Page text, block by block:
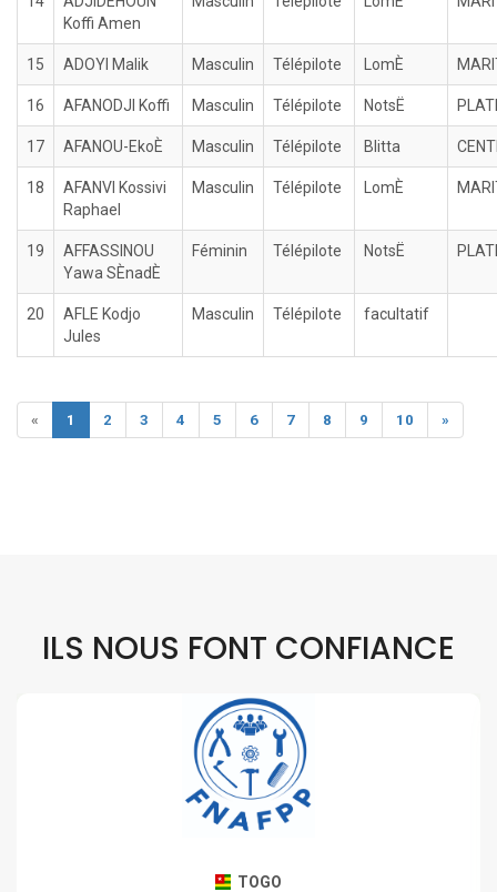
Koffi Amen
15 ADOYI Malik Masculin Télépilote LomÈ
16 AFANODJI Koffi Masculin Télépilote NotsË
17 AFANOU-EkoÈ Masculin Télépilote Blitta
18
AFANVI Kossivi
Raphael
Masculin Télépilote LomÈ
19
AFFASSINOU
Yawa SÈnadÈ
Féminin Télépilote NotsË
20
AFLE Kodjo
Jules
Masculin Télépilote facultatif
« 1 2 3 4 5 6 7 8 9 10 »
ILS NOUS FONT CONFIANCE
TOGO